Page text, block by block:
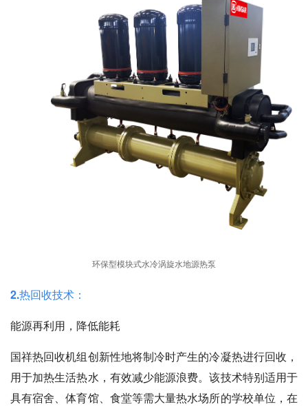
环保型模块式水冷涡旋水地源热泵
2.热回收技术：
能源再利用，降低能耗
国祥热回收机组创新性地将制冷时产生的冷凝热进行回收，
用于加热生活热水，有效减少能源浪费。该技术特别适用于
具有宿舍、体育馆、食堂等需大量热水场所的学校单位，在